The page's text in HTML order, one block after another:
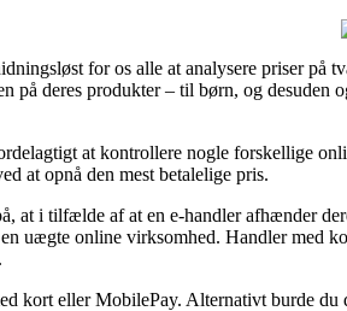
for os alle at analysere priser
på deres produkter – til børn, og desuden
at kontrollere nogle forskellige
at opnå den mest betalelige pris.
at i tilfælde af at en e-handler afhænder
uægte online virksomhed. Handler med
kort eller MobilePay. Alternativt burde